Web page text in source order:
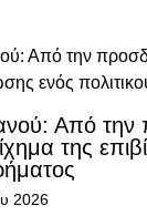
Από την
της
2026